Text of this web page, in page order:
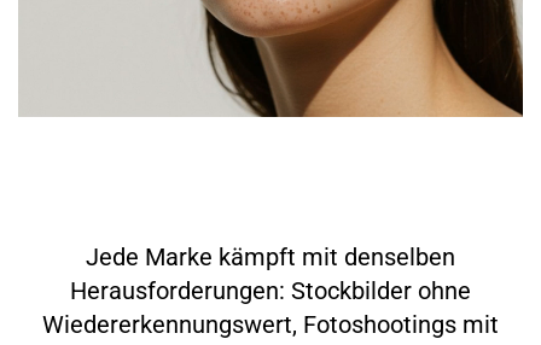
Jede Marke kämpft mit denselben
Herausforderungen: Stockbilder ohne
Wiedererkennungswert, Fotoshootings mit